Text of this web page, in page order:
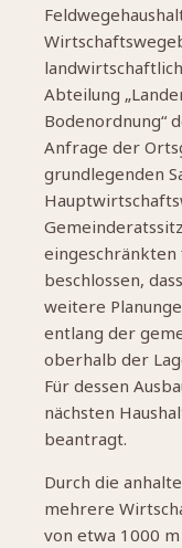
Abteilung
Bodenordnung“
Anfrage der
grundlegenden
beschlossen,
weitere
entlang der
oberhalb der
Für dessen
nächsten
beantragt.
Durch die
mehrere
von etwa 1000